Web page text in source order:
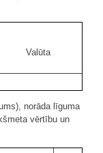
Valūta
norāda līguma
vērtību un